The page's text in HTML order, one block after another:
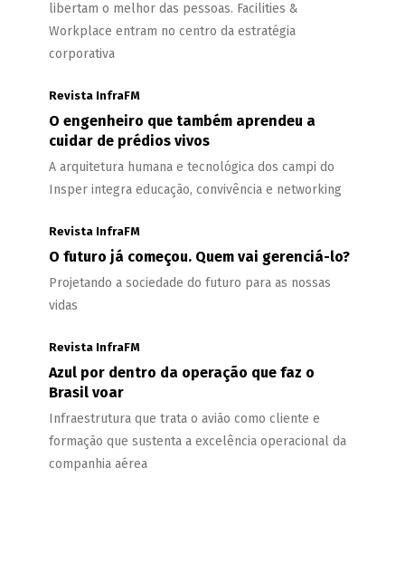
libertam o melhor das pessoas. Facilities &
Workplace entram no centro da estratégia
corporativa
Revista InfraFM
O engenheiro que também aprendeu a
cuidar de prédios vivos
A arquitetura humana e tecnológica dos campi do
Insper integra educação, convivência e networking
Revista InfraFM
O futuro já começou. Quem vai gerenciá-lo?
Projetando a sociedade do futuro para as nossas
vidas
Revista InfraFM
Azul por dentro da operação que faz o
Brasil voar
Infraestrutura que trata o avião como cliente e
formação que sustenta a excelência operacional da
companhia aérea